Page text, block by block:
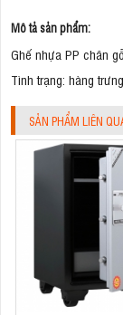
Mô tả sản phẩm:
Ghế nhựa PP chân
Tình trạng: hàng
SẢN PHẨM LIÊN